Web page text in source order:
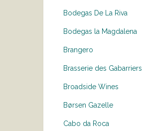
Bodegas De La Riva
Bodegas la Magdalena
Brangero
Brasserie des Gabarriers
Broadside Wines
Børsen Gazelle
Cabo da Roca